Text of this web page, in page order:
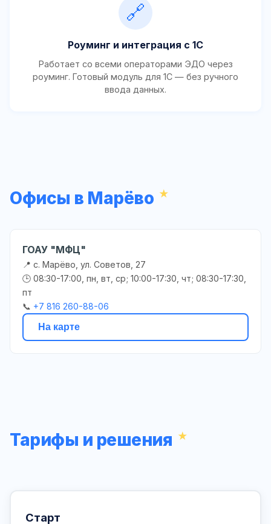
🔗
Роуминг и интеграция с 1С
Работает со всеми операторами ЭДО через
роуминг. Готовый модуль для 1С — без ручного
ввода данных.
Офисы в Марёво
ГОАУ "МФЦ"
📍 с. Марёво, ул. Советов, 27
🕒 08:30-17:00, пн, вт, ср; 10:00-17:30, чт; 08:30-17:30,
пт
📞 +7 816 260-88-06
На карте
Тарифы и решения
Старт